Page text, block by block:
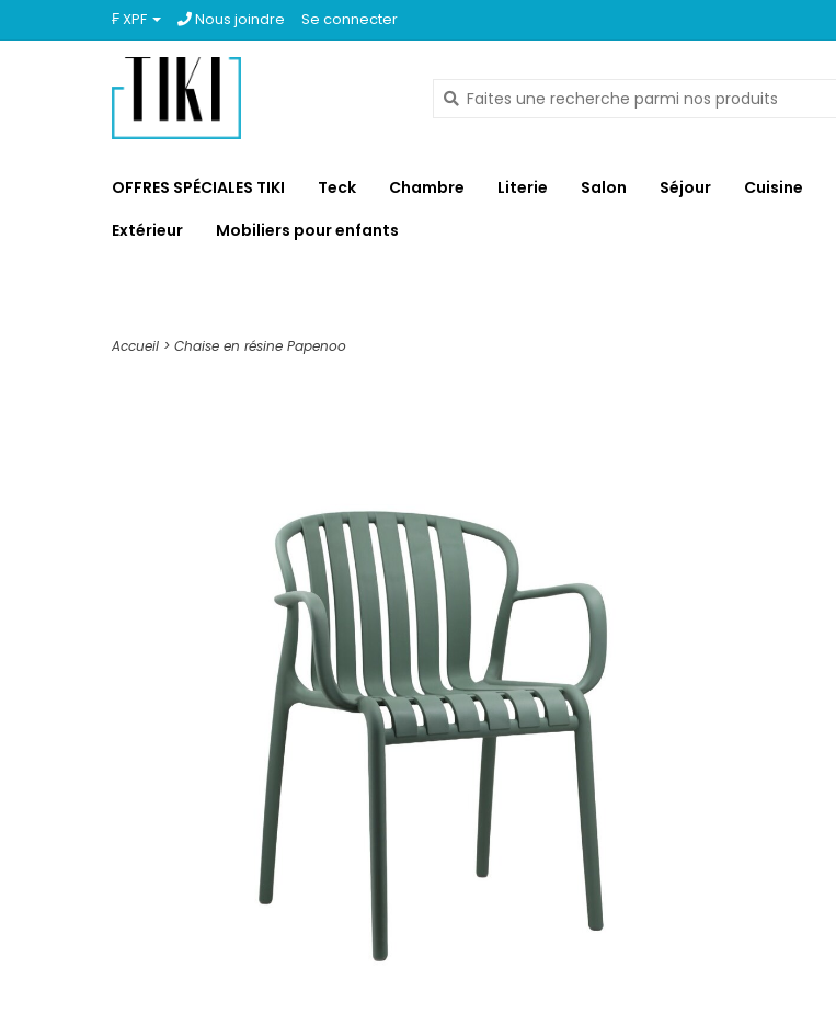
₣ XPF Nous joindre Se connecter
OFFRES SPÉCIALES TIKI Teck Chambre Literie Salon Séjour Cuisine
Extérieur
Mobiliers pour enfants
Accueil > Chaise en résine Papenoo